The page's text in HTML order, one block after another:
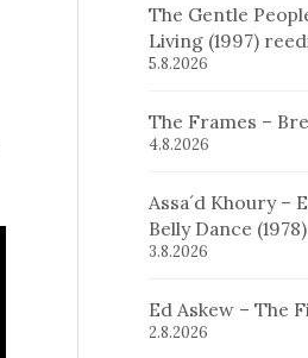
The Gentle
Living (1997)
5.8.2026
The Frames –
4.8.2026
Assa´d Khoury –
Belly Dance
3.8.2026
Ed Askew – The
2.8.2026